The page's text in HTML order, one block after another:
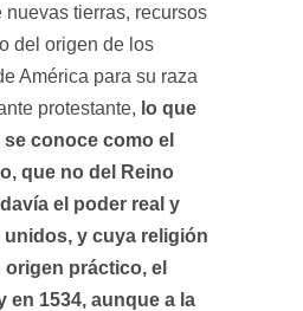
tierras, recursos
del origen de los
América para su raza
protestante, lo que
conoce como el
que no del Reino
el poder real y
y cuya religión
práctico, el
en 1534, aunque a la